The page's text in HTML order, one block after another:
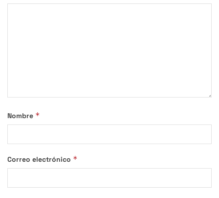
Nombre *
Correo electrónico *